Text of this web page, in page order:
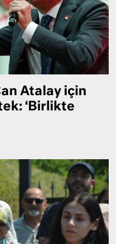
Atalay için
‘Birlikte